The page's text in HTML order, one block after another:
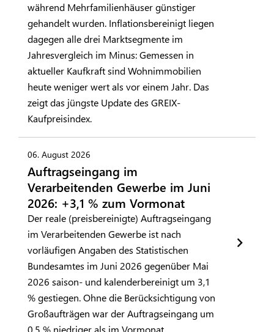
während Mehrfamilienhäuser günstiger
gehandelt wurden. Inflationsbereinigt liegen
dagegen alle drei Marktsegmente im
Jahresvergleich im Minus: Gemessen in
aktueller Kaufkraft sind Wohnimmobilien
heute weniger wert als vor einem Jahr. Das
zeigt das jüngste Update des GREIX-
Kaufpreisindex.
06. August 2026
Auftragseingang im
Verarbeitenden Gewerbe im Juni
2026: +3,1 % zum Vormonat
Der reale (preisbereinigte) Auftragseingang
im Verarbeitenden Gewerbe ist nach
vorläufigen Angaben des Statistischen
Bundesamtes im Juni 2026 gegenüber Mai
2026 saison- und kalenderbereinigt um 3,1
% gestiegen. Ohne die Berücksichtigung von
Großaufträgen war der Auftragseingang um
0,5 % niedriger als im Vormonat.